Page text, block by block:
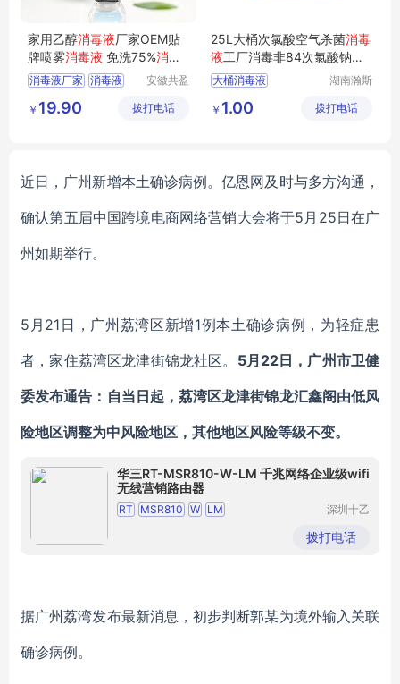
家用乙醇消毒液厂家OEM贴
牌喷雾消毒液 免洗75%消毒
液常备消耗品
消毒液厂家 消毒液
安徽共盈
公司
￥ 19.90 拨打电话
25L大桶次氯酸空气杀菌消毒
液工厂消毒非84次氯酸钠消
毒剂
大桶消毒液
消毒液制造机
湖南瀚斯
技有限公
￥ 1.00 拨打电话
近日，广州新增本土确诊病例。亿恩网及时与多方沟通，
确认第五届中国跨境电商网络营销大会将于5月25日在广
州如期举行。
5月21日，广州荔湾区新增1例本土确诊病例，为轻症患
者，家住荔湾区龙津街锦龙社区。 5月22日，广州市卫健
委发布通告：自当日起，荔湾区龙津街锦龙汇鑫阁由低风
险地区调整为中风险地区，其他地区风险等级不变。
华三RT-MSR810-W-LM 千兆网络企业级wifi
无线营销路由器
RT MSR810 W LM
深圳十乙
公司
拨打电话
据广州荔湾发布最新消息，初步判断郭某为境外输入关联
确诊病例。